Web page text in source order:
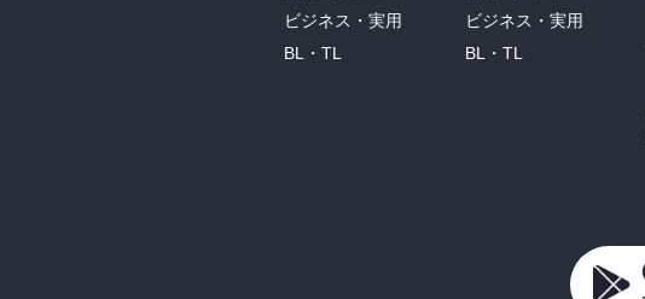
ビジネス・実用
BL・TL
ビジネス・実用
BL・TL